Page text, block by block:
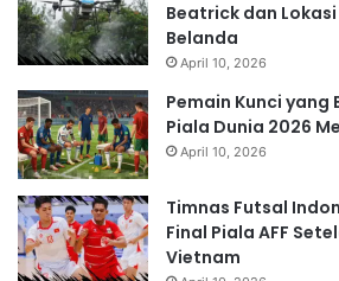
Beatrick dan Lokasi
Belanda
April 10, 2026
Pemain Kunci yang
Piala Dunia 2026
April 10, 2026
Timnas Futsal
Final Piala AFF
Vietnam